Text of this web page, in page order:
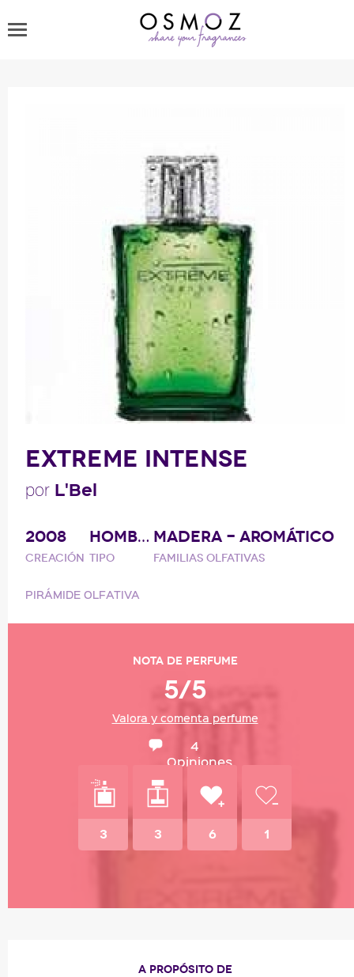
EXTREME INTENSE
por L'Bel
2008
Creación
HOMBRE
Tipo
MADERA - AROMÁTICO
Familias olfativas
PIRÁMIDE OLFATIVA
Nota de perfume
5/5
Valora y comenta perfume
4
Opiniones
3 3 6 1
A PROPÓSITO DE